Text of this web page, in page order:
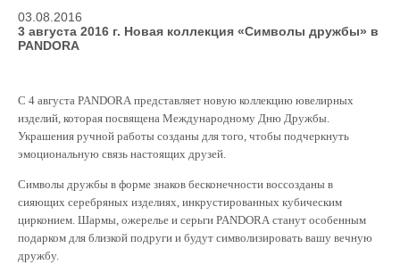
03.08.2016
3 августа 2016 г. Новая коллекция «Символы дружбы» в
PANDORA
С 4 августа PANDORA представляет новую коллекцию ювелирных
изделий, которая посвящена Международному Дню Дружбы.
Украшения ручной работы созданы для того, чтобы подчеркнуть
эмоциональную связь настоящих друзей.
Символы дружбы в форме знаков бесконечности воссозданы в
сияющих серебряных изделиях, инкрустированных кубическим
цирконием. Шармы, ожерелье и серьги PANDORA станут особенным
подарком для близкой подруги и будут символизировать вашу вечную
дружбу.